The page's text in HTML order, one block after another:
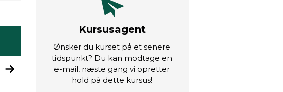
Kursusagent
Ønsker du kurset på et senere
tidspunkt? Du kan modtage en
e-mail, næste gang vi opretter
hold på dette kursus!